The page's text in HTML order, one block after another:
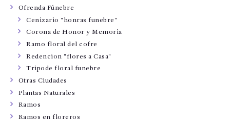
Ofrenda Fúnebre
Cenizario "honras funebre"
Corona de Honor y Memoria
Ramo floral del cofre
Redencion "flores a Casa"
Tripode floral funebre
Otras Ciudades
Plantas Naturales
Ramos
Ramos en floreros